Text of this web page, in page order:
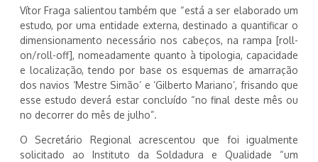
Vítor Fraga salientou também que “está a ser elaborado um
estudo, por uma entidade externa, destinado a quantificar o
dimensionamento necessário nos cabeços, na rampa [roll-
on/roll-off], nomeadamente quanto à tipologia, capacidade
e localização, tendo por base os esquemas de amarração
dos navios ‘Mestre Simão’ e ‘Gilberto Mariano’, frisando que
esse estudo deverá estar concluído “no final deste mês ou
no decorrer do mês de julho”.
O Secretário Regional acrescentou que foi igualmente
solicitado ao Instituto da Soldadura e Qualidade “um